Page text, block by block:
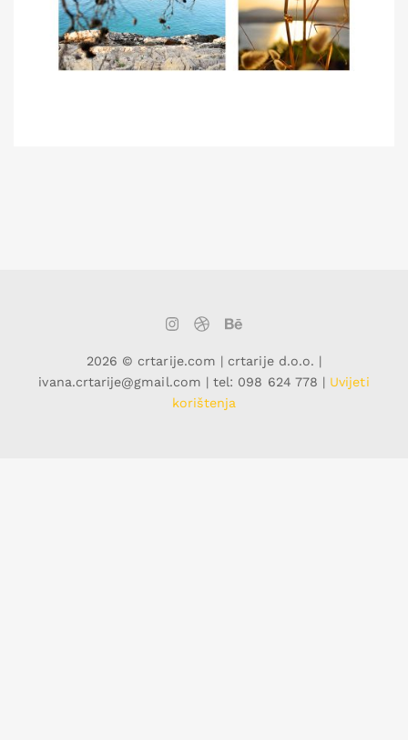
2026 © crtarije.com | crtarije d.o.o. |
ivana.crtarije@gmail.com | tel: 098 624 778 | Uvijeti
korištenja